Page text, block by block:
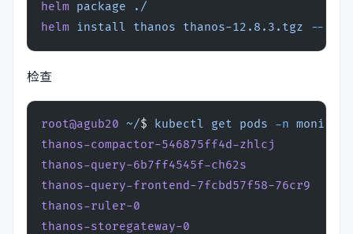
helm package ./
helm install thanos thanos-12.8.3.tgz --
检查
root@agub20 ~/$ kubectl get pods -n
thanos-compactor-546875ff4d-zhlcj
thanos-query-6b7ff4545f-ch62s
thanos-query-frontend-7fcbd57f58-76cr9
thanos-ruler-0
thanos-storegateway-0